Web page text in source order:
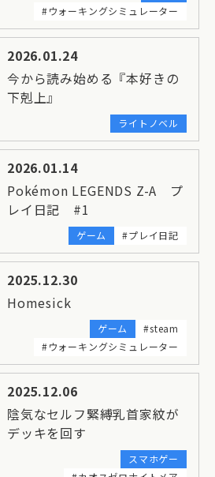
#ウォーキングシミュレーター
2026.01.24
今から読み始める『本好きの
下剋上』
ライトノベル
2026.01.14
Pokémon LEGENDS Z-A プ
レイ日記 #1
ゲーム #プレイ日記
2025.12.30
Homesick
ゲーム
#steam
#ウォーキングシミュレーター
2025.12.06
陰気なセルフ緊縛乳首家紋が
デッキを回す
スマホゲー